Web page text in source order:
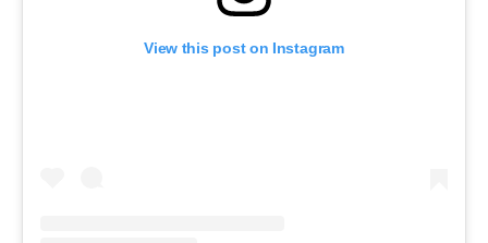
View this post on Instagram